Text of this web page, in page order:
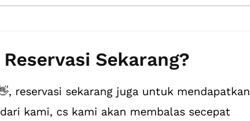
Sekarang?
reservasi sekarang juga untuk mendapatkan
kami, cs kami akan membalas secepat